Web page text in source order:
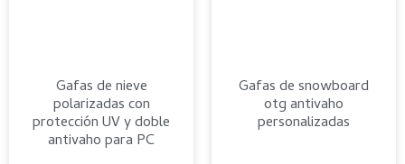
Gafas de nieve
polarizadas con
protección UV y doble
antivaho para PC
Gafas de snowboard
otg antivaho
personalizadas